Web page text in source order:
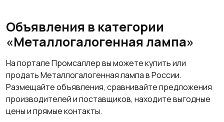
Объявления в категории
«Металлогалогенная лампа»
На портале Промсаллер вы можете купить или
продать Металлогалогенная лампа в России.
Размещайте объявления, сравнивайте предложения
производителей и поставщиков, находите выгодные
цены и прямые контакты.